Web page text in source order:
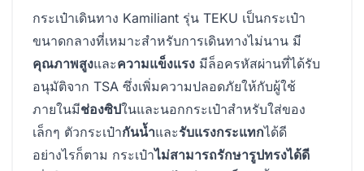
กระเป๋าเดินทาง Kamiliant รุ่น TEKU เป็นกระเป๋า
ขนาดกลางที่เหมาะสำหรับการเดินทางไม่นาน มี
คุณภาพสูงและความแข็งแรง มีล็อครหัสผ่านที่ได้รับ
อนุมัติจาก TSA ซึ่งเพิ่มความปลอดภัยให้กับผู้ใช้
ภายในมีช่องซิปในและนอกกระเป๋าสำหรับใส่ของ
เล็กๆ ตัวกระเป๋ากันน้ำและรับแรงกระแทกได้ดี
อย่างไรก็ตาม กระเป๋าไม่สามารถรักษารูปทรงได้ดี